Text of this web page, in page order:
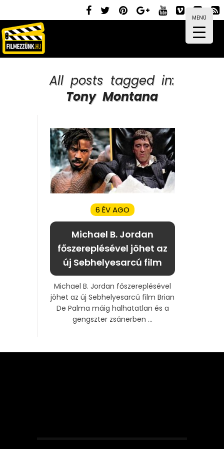
MENÜ
All posts tagged in:
Tony Montana
6 ÉV AGO
Michael B. Jordan
főszereplésével jöhet az
új Sebhelyesarcú film
Michael B. Jordan főszereplésével
jöhet az új Sebhelyesarcú film Brian
De Palma máig halhatatlan és a
gengszter zsánerben ...